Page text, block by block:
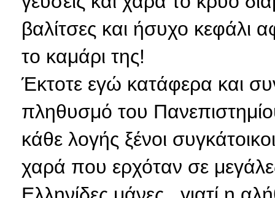
βαλίτσες και ήσυχο κεφάλι
το καμάρι της!
Έκτοτε εγώ κατάφερα και
πληθυσμό του
κάθε λογής ξένοι
χαρά που ερχόταν σε